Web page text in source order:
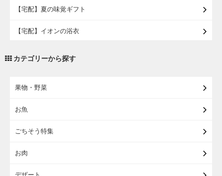
【宅配】夏の味覚ギフト
【宅配】イオンの浴衣
カテゴリーから探す
果物・野菜
お魚
ごちそう特集
お肉